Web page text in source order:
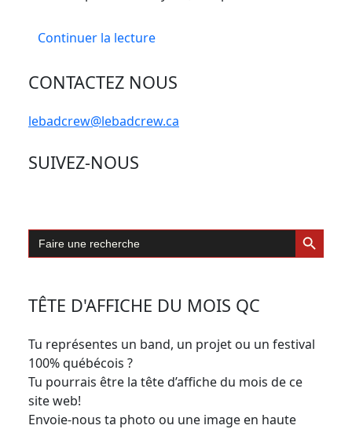
Continuer la lecture
CONTACTEZ NOUS
lebadcrew@lebadcrew.ca
SUIVEZ-NOUS
Search
for:
Search Button
TÊTE D'AFFICHE DU MOIS QC
Tu représentes un band, un projet ou un festival
100% québécois ?
Tu pourrais être la tête d’affiche du mois de ce
site web!
Envoie-nous ta photo ou une image en haute